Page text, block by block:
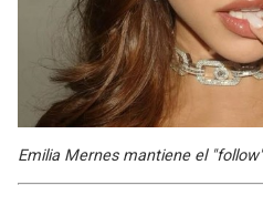
Emilia Mernes mantiene el